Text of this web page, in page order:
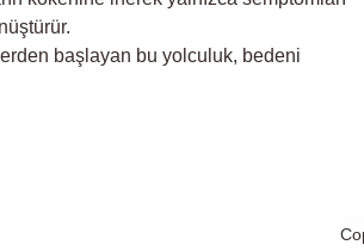
başlayan bu yolculuk, bedeni